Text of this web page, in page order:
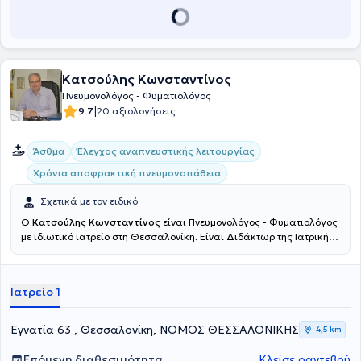
Κατσούλης Κωνσταντίνος
Πνευμονολόγος - Φυματιολόγος
9.7|20 αξιολογήσεις
Άσθμα
Έλεγχος αναπνευστικής λειτουργίας
Χρόνια αποφρακτική πνευμονοπάθεια
Σχετικά με τον ειδικό
Ο Κατσούλης Κωνσταντίνος είναι Πνευμονολόγος - Φυματιολόγος
με ιδιωτικό ιατρείο στη Θεσσαλονίκη. Είναι Διδάκτωρ της Ιατρικής
και πτυχιούχος της Στρατιωτικής Σχολής Αξιωματικών Σωμάτων
στην Εσωτερική Παθολογία στη Β´Παθολογική Κλινική του 401
Γενικού Στρατιωτικού Νοσοκομείου Αθηνών, ενώ έχει ειδικευθεί
στην 4η Πνευμονολογική Κλινική του Νοσοκομείου Νοσημάτων
Θώρακος Αθηνών "Η Σωτηρία". Έχει διατελέσει Επιμελητής και
μετέπειτα Διευθυντής της Πνευμονολογικής Κλινικής του 424
Ιατρείο 1
Εγνατία 63 , Θεσσαλονίκη, ΝΟΜΟΣ ΘΕΣΣΑΛΟΝΙΚΗΣ 4,5 km